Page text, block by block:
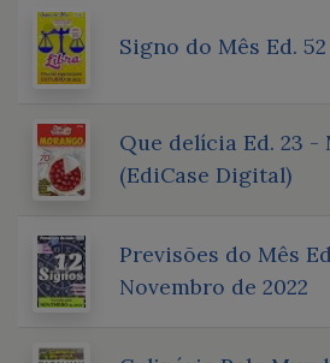
Signo do Mês Ed.
Que delícia Ed. 23 -
(EdiCase Digital)
Previsões do Mês
Novembro de 2022